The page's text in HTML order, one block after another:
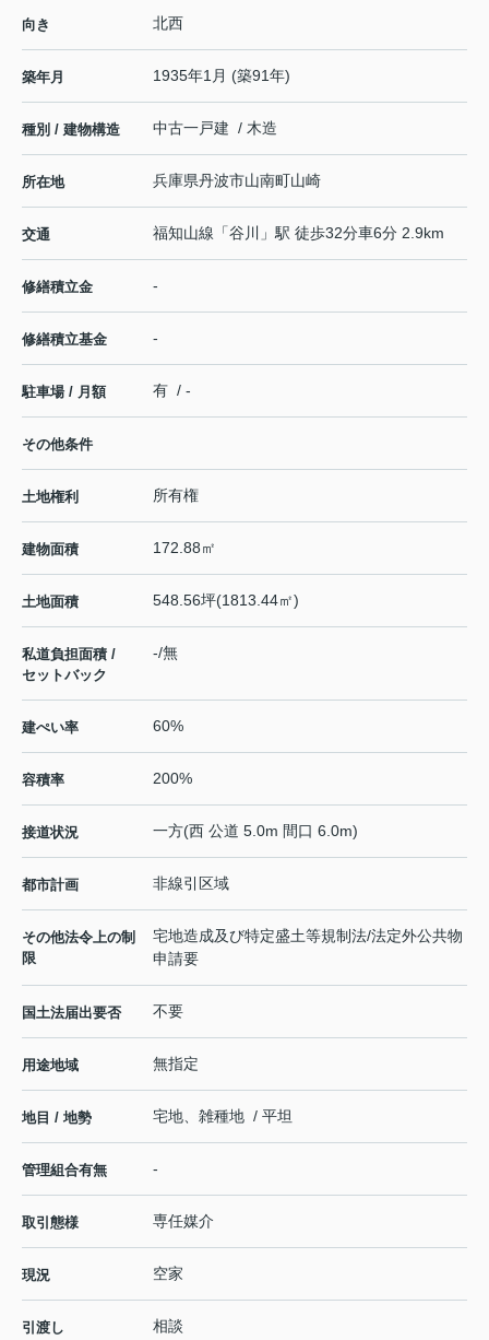
向き 北西
築年月 1935年1月 (築91年)
種別 / 建物構造 中古一戸建 / 木造
所在地 兵庫県丹波市山南町山崎
交通 福知山線 「谷川 」駅 徒歩32分車6分 2.9km
修繕積立金 -
修繕積立基金 -
駐車場 / 月額 有 / -
その他条件
土地権利 所有権
建物面積 172.88㎡
土地面積 548.56坪(1813.44㎡)
私道負担面積 /
セットバック
-/無
建ぺい率 60%
容積率 200%
接道状況 一方(西 公道 5.0m 間口 6.0m)
都市計画 非線引区域
その他法令上の制
限
宅地造成及び特定盛土等規制法/法定外公共物
申請要
国土法届出要否 不要
用途地域 無指定
地目 / 地勢 宅地、雑種地 / 平坦
管理組合有無 -
取引態様 専任媒介
現況 空家
引渡し 相談